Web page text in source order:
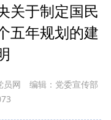
关于制定国民
五年规划的建
员网
编辑：党委宣传部